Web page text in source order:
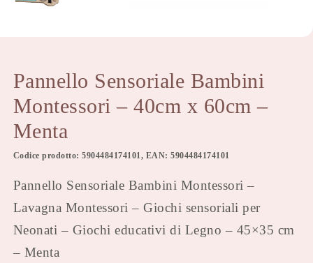
Pannello Sensoriale Bambini
Montessori – 40cm x 60cm –
Menta
Codice prodotto: 5904484174101, EAN: 5904484174101
Pannello Sensoriale Bambini Montessori –
Lavagna Montessori – Giochi sensoriali per
Neonati – Giochi educativi di Legno – 45×35 cm
– Menta